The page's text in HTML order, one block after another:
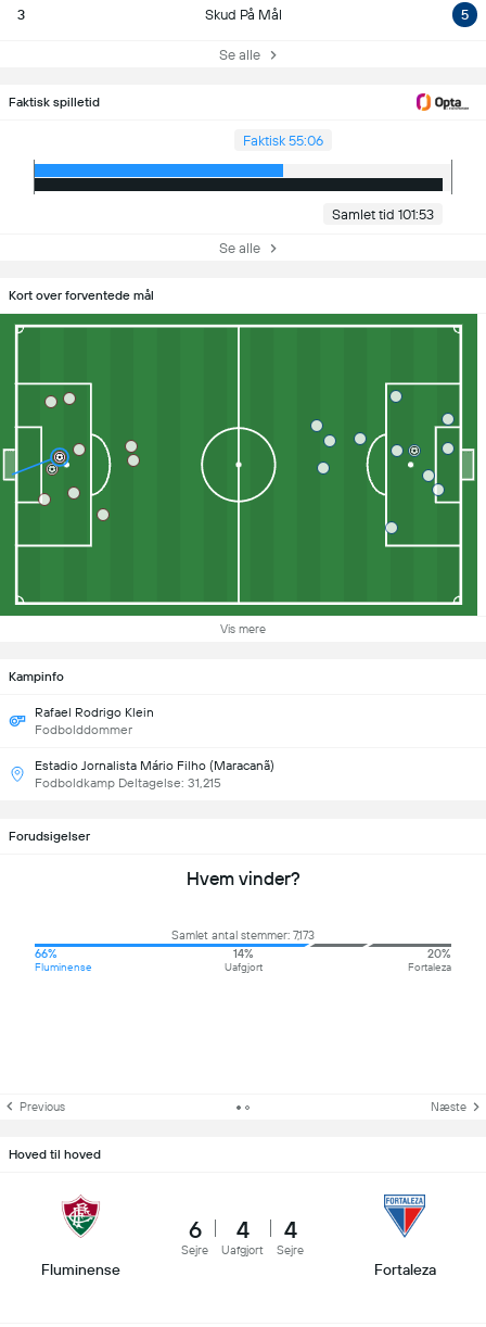
3 Skud På Mål 5
Se alle
Faktisk spilletid
Faktisk 55:06
Samlet tid 101:53
Se alle
Kort over forventede mål
Vis mere
Kampinfo
Rafael Rodrigo Klein
Fodbolddommer
Estadio Jornalista Mário Filho (Maracanã)
Fodboldkamp Deltagelse: 31,215
Forudsigelser
Hvem vinder?
Samlet antal stemmer: 7,173
66%
Fluminense
14%
Uafgjort
20%
Fortaleza
Previous Næste
Hoved til hoved
Fluminense
6
Sejre
4
Uafgjort
4
Sejre
Fortaleza